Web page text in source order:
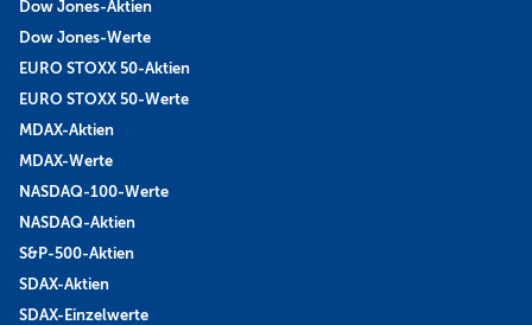
Dow Jones-Aktien
Dow Jones-Werte
EURO STOXX 50-Aktien
EURO STOXX 50-Werte
MDAX-Aktien
MDAX-Werte
NASDAQ-100-Werte
NASDAQ-Aktien
S&P-500-Aktien
SDAX-Aktien
SDAX-Einzelwerte